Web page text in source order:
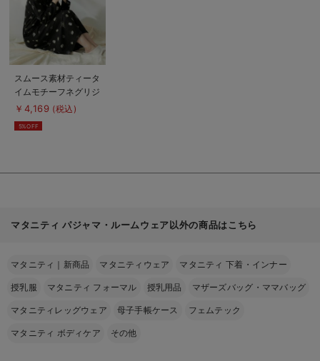
商
品
詳
を
見
る
スムース素材ティータ
イムモチーフネグリジ
ェ マタニティ・産後
使える】
￥4,169 (税込)
5%OFF
マタニティ パジャマ・ルームウェア以外の商品はこちら
マタニティ｜新商品 マタニティウェア マタニティ 下着・インナー
授乳服 マタニティ フォーマル 授乳用品 マザーズバッグ・ママバッグ
マタニティレッグウェア 母子手帳ケース フェムテック
マタニティ ボディケア その他